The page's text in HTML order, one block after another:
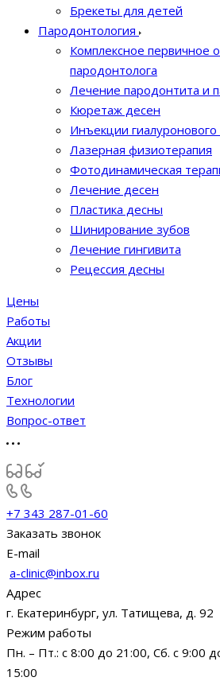
Брекеты для детей
Пародонтология
Комплексное первичное
пародонтолога
Лечение пародонтита и
Кюретаж десен
Инъекции гиалуронового
Лазерная физиотерапия
Фотодинамическая
Лечение десен
Пластика десны
Шинирование зубов
Лечение гингивита
Рецессия десны
Цены
Работы
Акции
Отзывы
Блог
Технологии
Вопрос-ответ
+7 343 287-01-60
Заказать звонок
E-mail
a-clinic@inbox.ru
Адрес
г. Екатеринбург, ул. Татищева, д. 92
Режим работы
Пн. – Пт.: с 8:00 до 21:00, Сб. с 9:00
15:00